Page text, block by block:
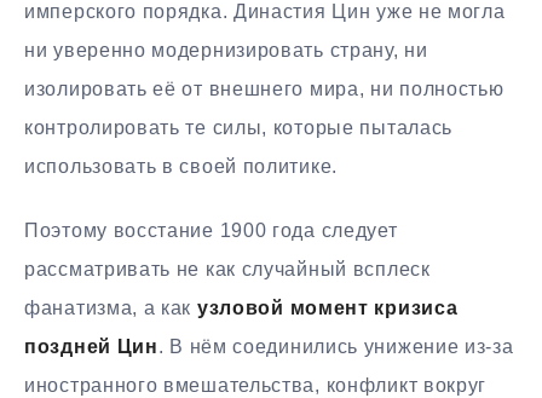
имперского порядка. Династия Цин уже не могла
ни уверенно модернизировать страну, ни
изолировать её от внешнего мира, ни полностью
контролировать те силы, которые пыталась
использовать в своей политике.
Поэтому восстание 1900 года следует
рассматривать не как случайный всплеск
фанатизма, а как узловой момент кризиса
поздней Цин. В нём соединились унижение из-за
иностранного вмешательства, конфликт вокруг